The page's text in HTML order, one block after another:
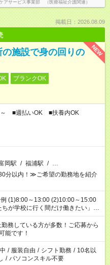
アサービス事業部 （医療福祉介護関連）
掲載日：2026.08.09
NEW
施設で身の回りの
ブランクOK
～ ■週払いOK ■扶養内OK
岡駅 / 福浦駅 / …
分以内！≫ご希望の勤務地を紹介
したい」 「午前中は働いて、午後
い」 など、ご希望を教えてくださ
時間。 合計で週40時間を超える
勤務している方が多数！ご応募から
能です！
/ 服装自由 / シフト勤務 / 10名以
/ パソコンスキル不要